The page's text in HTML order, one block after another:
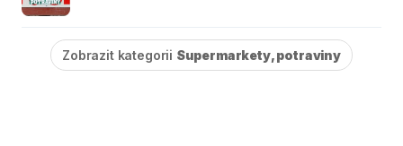
Zobrazit kategorii Supermarkety, potraviny